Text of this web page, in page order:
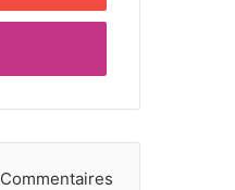
Commentaires